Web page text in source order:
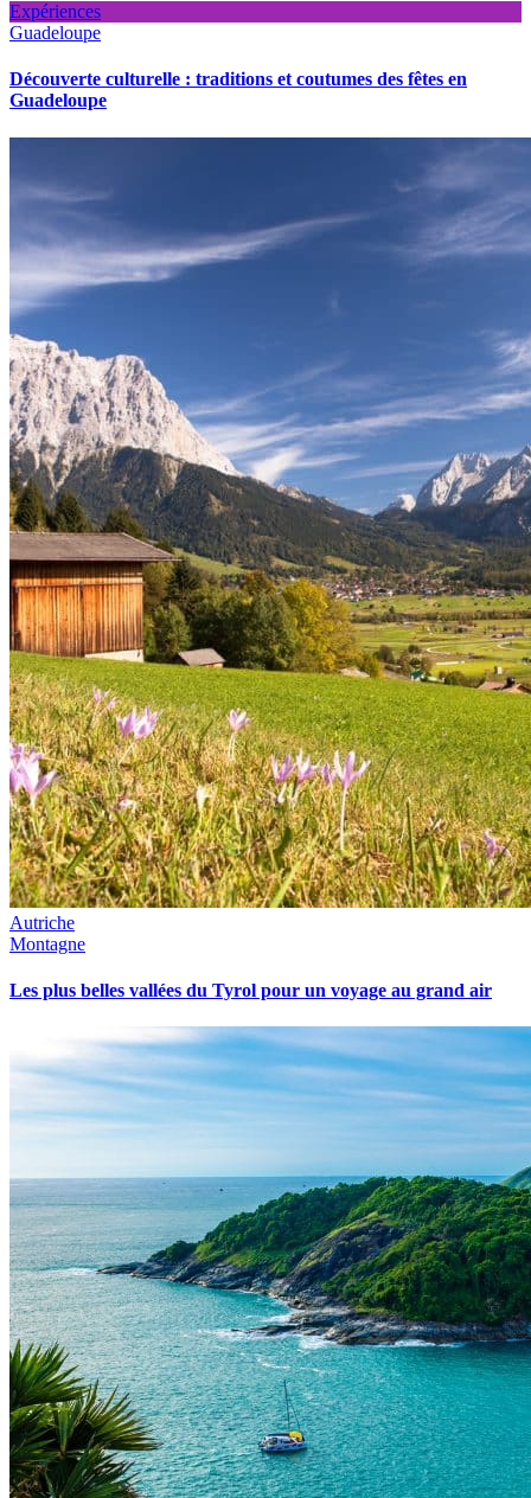
Expériences
Guadeloupe
Découverte culturelle : traditions et coutumes des fêtes en
Guadeloupe
Autriche
Montagne
Les plus belles vallées du Tyrol pour un voyage au grand air